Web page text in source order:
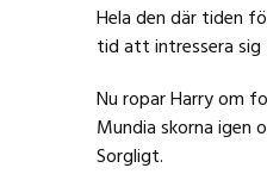
Hela den där tiden
tid att intressera
Nu ropar Harry om
Mundia skorna igen
Sorgligt.